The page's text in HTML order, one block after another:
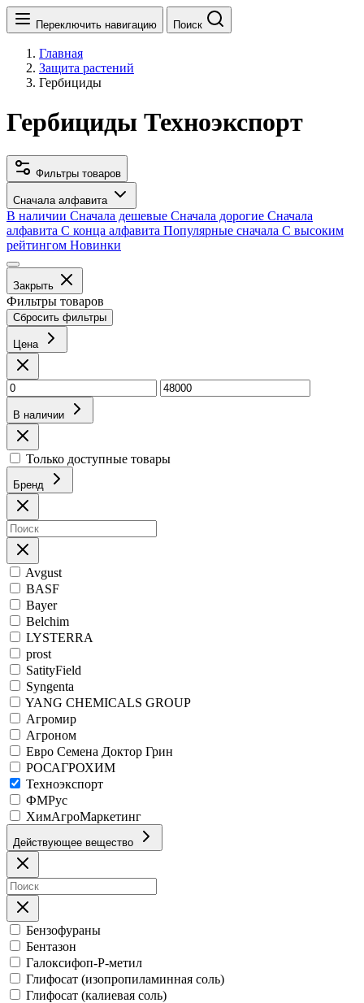
Переключить навигацию Поиск
Главная
Защита растений
Гербициды
Гербициды Техноэкспорт
Фильтры товаров
Сначала алфавита
В наличии Сначала дешевые Сначала дорогие Сначала
алфавита С конца алфавита Популярные сначала С высоким
рейтингом Новинки
Закрыть
Фильтры товаров
Сбросить фильтры
Цена
В наличии
Только доступные товары
Бренд
Avgust
BASF
Bayer
Belchim
LYSTERRA
prost
SatityField
Syngenta
YANG CHEMICALS GROUP
Агромир
Агроном
Евро Семена Доктор Грин
РОСАГРОХИМ
Техноэкспорт
ФМРус
ХимАгроМаркетинг
Действующее вещество
Бензофураны
Бентазон
Галоксифоп-Р-метил
Глифосат (изопропиламинная соль)
Глифосат (калиевая соль)